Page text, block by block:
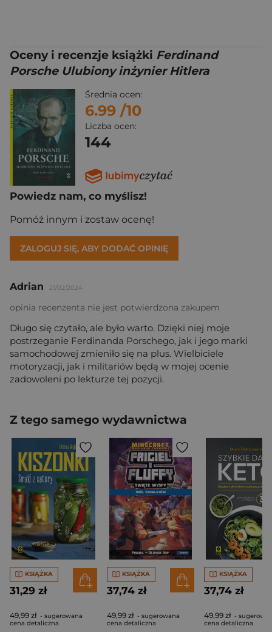
Oceny i recenzje książki Ferdinand
Porsche Ulubiony inżynier Hitlera
Średnia ocen:
6.99 /10
Liczba ocen:
144
Powiedz nam, co myślisz!
Pomóż innym i zostaw ocenę!
ZALOGUJ SIĘ, ABY DODAĆ OPINIĘ
Adrian 21/02/2024
opinia recenzenta nie jest potwierdzona zakupem
Długo się czytało, ale było warto. Dzięki niej moje
postrzeganie Ferdinanda Porschego, jak i jego marki
samochodowej zmieniło się na plus. Wielbiciele
motoryzacji, jak i militariów będą w mojej ocenie
zadowoleni po lekturze tej pozycji.
Z tego samego wydawnictwa
KSIĄŻKA
31,29 zł
49,99 zł - sugerowana
cena detaliczna
KSIĄŻKA
37,74 zł
49,99 zł - sugerowana
cena detaliczna
KSIĄŻKA
37,74 zł
49,99 zł -
cena detaliczna